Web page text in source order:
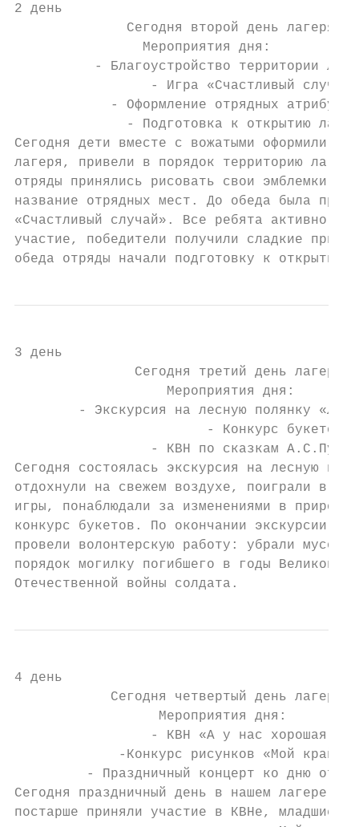
2 день
              Сегодня второй день лагеря.
                Мероприятия дня:
- Благоустройство территории
- Игра «Счастливый
- Оформление отрядных
- Подготовка к открытию
Сегодня дети вместе с вожатыми оформили
лагеря, привели в порядок территорию
отряды принялись рисовать свои эмблемки,
название отрядных мест. До обеда была
«Счастливый случай». Все ребята активно
участие, победители получили сладкие
обеда отряды начали подготовку к открытию
3 день
               Сегодня третий день лагеря.
                   Мероприятия дня:
- Экскурсия на лесную полянку
                        - Конкурс букетов.
- КВН по сказкам
Сегодня состоялась экскурсия на лесную
отдохнули на свежем воздухе, поиграли в
игры, понаблюдали за изменениями в
конкурс букетов. По окончании экскурсии
провели волонтерскую работу: убрали мусор,
порядок могилку погибшего в годы Великой
Отечественной войны солдата.
4 день
            Сегодня четвертый день лагеря.
                  Мероприятия дня:
- КВН «А у нас хорошая
-Конкурс рисунков «Мой край -
- Праздничный концерт ко дню
Сегодня праздничный день в нашем лагере.
постарше приняли участие в КВНе, младшие